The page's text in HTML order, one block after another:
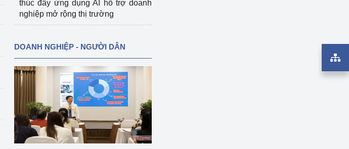
thúc đẩy ứng dụng AI hỗ trợ doanh
nghiệp mở rộng thị trường
DOANH NGHIỆP - NGƯỜI DÂN